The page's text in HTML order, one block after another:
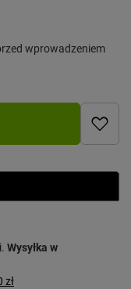
wprowadzeniem
Wysyłka w
zł